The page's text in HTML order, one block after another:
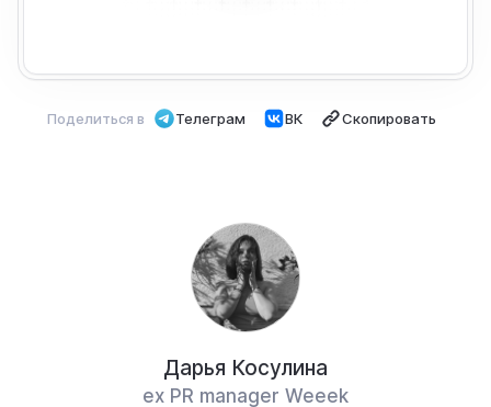
Поделиться в Телеграм ВК Скопировать
Дарья Косулина
ex PR manager Weeek